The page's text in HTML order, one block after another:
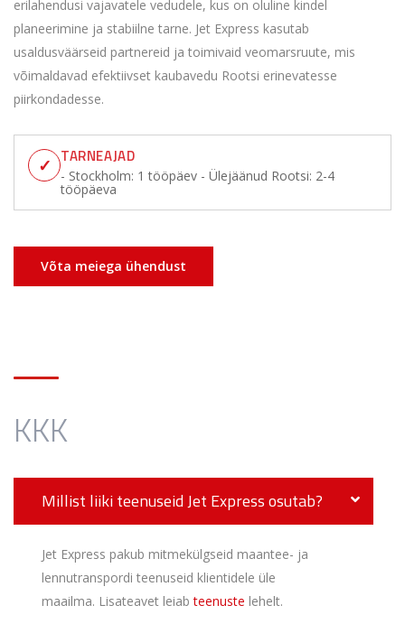
erilahendusi vajavatele vedudele, kus on oluline kindel
planeerimine ja stabiilne tarne. Jet Express kasutab
usaldusväärseid partnereid ja toimivaid veomarsruute, mis
võimaldavad efektiivset kaubavedu Rootsi erinevatesse
piirkondadesse.
✓ TARNEAJAD
- Stockholm: 1 tööpäev - Ülejäänud Rootsi: 2-4
tööpäeva
Võta meiega ühendust
KKK
Millist liiki teenuseid Jet Express osutab?
Jet Express pakub mitmekülgseid maantee- ja
lennutranspordi teenuseid klientidele üle
maailma. Lisateavet leiabteenuste lehelt.